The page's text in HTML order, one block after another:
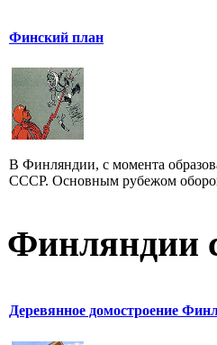
Финский план
В Финляндии, с момента
СССР. Основным рубежом
Финляндии
Деревянное домостроение